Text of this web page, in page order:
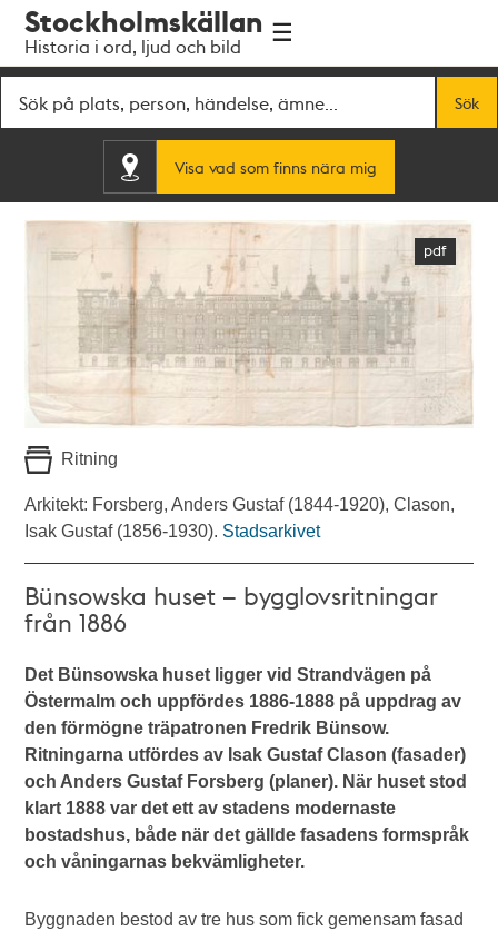
navigationen
huvudinnehållet
Stockholmskällan
Historia i ord, ljud och bild
Sök
Visa vad som finns nära mig
Ritning
Arkitekt: Forsberg, Anders Gustaf (1844-1920), Clason,
Isak Gustaf (1856-1930). Stadsarkivet
Bünsowska huset – bygglovsritningar
från 1886
Det Bünsowska huset ligger vid Strandvägen på
Östermalm och uppfördes 1886-1888 på uppdrag av
den förmögne träpatronen Fredrik Bünsow.
Ritningarna utfördes av Isak Gustaf Clason (fasader)
och Anders Gustaf Forsberg (planer). När huset stod
klart 1888 var det ett av stadens modernaste
bostadshus, både när det gällde fasadens formspråk
och våningarnas bekvämligheter.
Byggnaden bestod av tre hus som fick gemensam fasad